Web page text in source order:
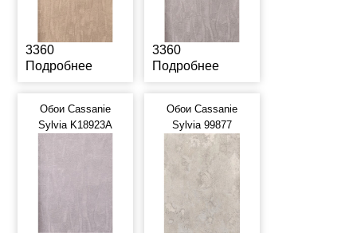
3360
Подробнее
3360
Подробнее
Обои Cassanie
Sylvia K18923A
Обои Cassanie
Sylvia 99877